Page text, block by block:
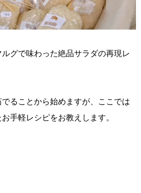
グで味わった絶品サラダの再現レ
ることから始めますが、ここでは
手軽レシピをお教えします。